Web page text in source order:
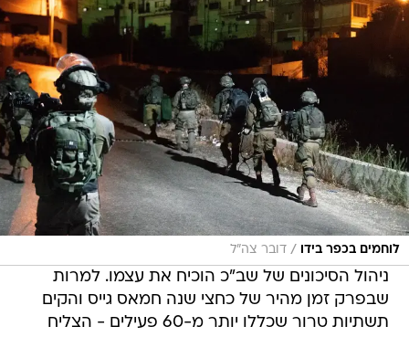
לוחמים בכפר בידו / דובר צה"ל
ניהול הסיכונים של שב"כ הוכיח את עצמו. למרות
שבפרק זמן מהיר של כחצי שנה חמאס גייס והקים
תשתיות טרור שכללו יותר מ-60 פעילים - הצליח